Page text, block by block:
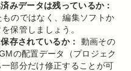
みデータは残っているか：
のではなく、編集ソフトか
保管しましょう。
存されているか：
動画その
の配置データ（プロジェク
部分だけ修正することが可